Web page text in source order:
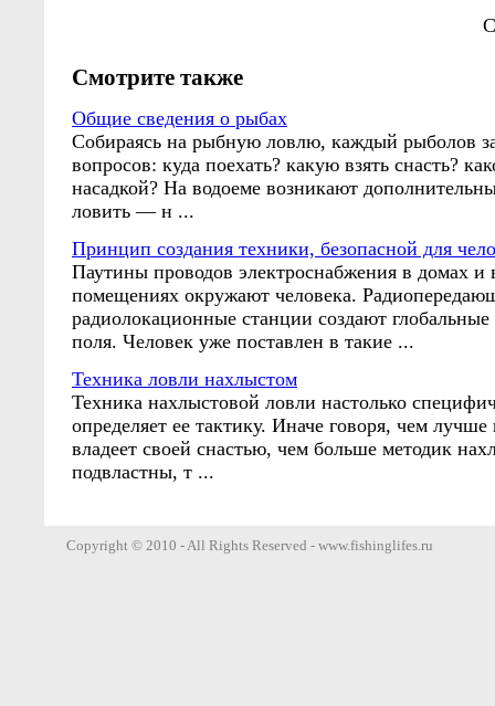
Смотрите также
Общие сведения о рыбах
Собираясь на рыбную ловлю, каждый рыболов
вопросов: куда поехать? какую взять снасть?
насадкой? На водоеме возникают
ловить — н ...
Принцип создания техники, безопасной для
Паутины проводов электроснабжения в домах и
помещениях окружают человека.
радиолокационные станции создают
поля. Человек уже поставлен в такие ...
Техника ловли нахлыстом
Техника нахлыстовой ловли настолько
определяет ее тактику. Иначе говоря, чем
владеет своей снастью, чем больше методик
подвластны, т ...
Copyright © 2010 - All Rights Reserved - www.fishinglifes.ru